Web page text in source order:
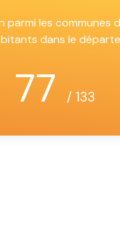
parmi les communes
dans le
77 / 133